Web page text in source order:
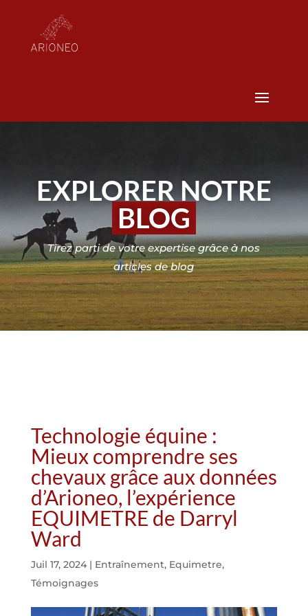
EXPLORER NOTRE
BLOG
Tirez parti de votre expertise grâce à nos
articles de blog
Technologie équine :
Mieux comprendre ses
chevaux grâce aux données
d’Arioneo, l’expérience
EQUIMETRE de Darryl
Ward
Juil 17, 2024| Entraînement, Equimetre,
Témoignages